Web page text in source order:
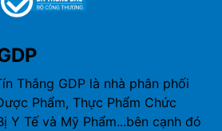
Thắng GDP là nhà phân phối
Phẩm, Thực Phẩm Chức